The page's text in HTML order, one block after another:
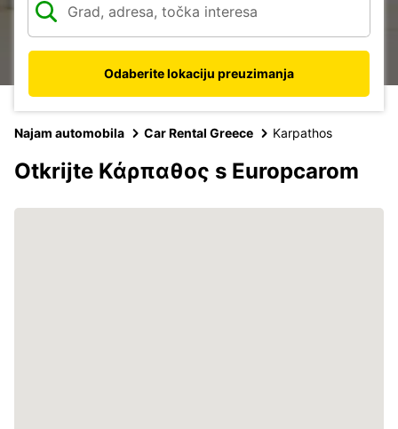
Odaberite lokaciju preuzimanja
Najam automobila Car Rental Greece Karpathos
Otkrijte Κάρπαθος s Europcarom